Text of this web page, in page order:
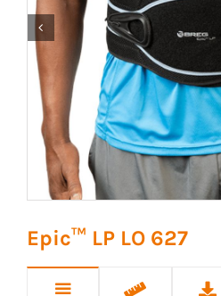

Epic™ LP LO 627